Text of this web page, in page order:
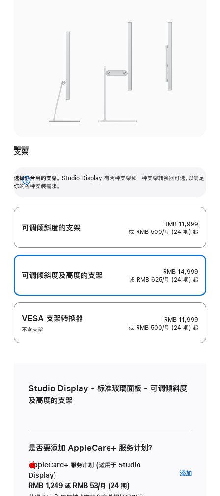
支架
选择你合用的支架。 Studio Display 有两种支架和一种支架转换器可选，以满足
你的各种安装需求。
展
可调倾斜度的支架
RMB 11,999
或 RMB 500/月 (24 期) 起
可调倾斜度及高‍度的支‍架
RMB 14,999
或 RMB 625/月 (24 期) 起
VESA 支架转换器
不含支架
RMB 11,999
或 RMB 500/月 (24 期) 起
Studio Display - 标准玻璃面板 - 可调倾斜度
及高度的支架
是否要添加 AppleCare+ 服务计划？
AppleCare+ 服务计划 (适用于 Studio
Display)
RMB 1,249 或 RMB 53/月 (24 期)
添加